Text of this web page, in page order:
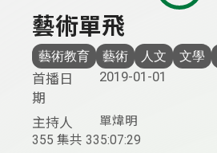
藝術單飛
藝術教育 藝術 人文 文學
首播日
期
2019-01-01
主持人
單煒明
355 集共 335:07:29